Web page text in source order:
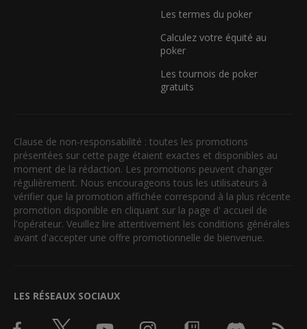
Les termes du poker
Calculez votre équité au
poker
Les tournois de poker
gratuits
Clause de non-responsabilité : toutes les promotions
présentées sur cette page étaient exactes et disponibles au
moment de la rédaction. Les promotions peuvent changer
régulièrement. Nous encourageons tous les utilisateurs à
vérifier que la promotion affichée correspond à la plus récente
promotion disponible en cliquant sur la page d' accueil de
l'opérateur. Veuillez lire attentivement les conditions générales
avant d'accepter une offre promotionnelle de bienvenue.
LES RÉSEAUX SOCIAUX